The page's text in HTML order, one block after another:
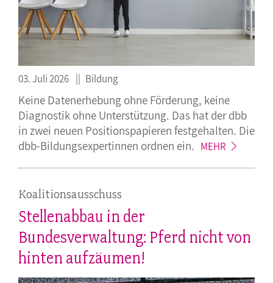
03. Juli 2026 Bildung
Keine Datenerhebung ohne Förderung, keine
Diagnostik ohne Unterstützung. Das hat der dbb
in zwei neuen Positionspapieren festgehalten. Die
dbb-Bildungsexpertinnen ordnen ein. MEHR
Koalitionsausschuss
Stellenabbau in der
Bundesverwaltung: Pferd nicht von
hinten aufzäumen!